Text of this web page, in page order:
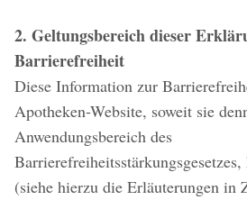
2. Geltungsbereich dieser
Barrierefreiheit
Diese Information zur
Apotheken-Website, soweit sie
Anwendungsbereich des
(siehe hierzu die Erläuterungen in